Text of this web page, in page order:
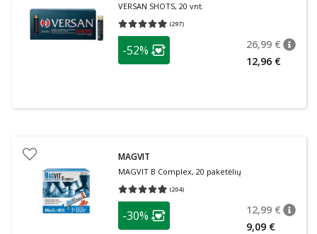
VERSAN SHOTS, 20 vnt.
(297)
Vidutinis įvertinimas 4.93
patarimas
Lojalumo klubo narių nuolaida
-52% 26,99 €
12,96 €
MAGVIT
MAGVIT B Complex, 20 paketėlių
(204)
Vidutinis įvertinimas 4.97
patarimas
Lojalumo klubo narių nuolaida
-30% 12,99 €
9,09 €